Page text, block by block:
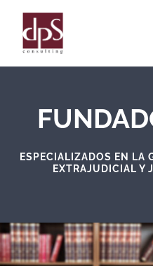
contenido
Sectores
ESPECIALIZADOS EN LA
EXTRAJUDICIAL Y